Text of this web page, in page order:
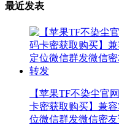
最近发表
【苹果TF不染尘官
卡密获取购买】兼
位微信群发微信密